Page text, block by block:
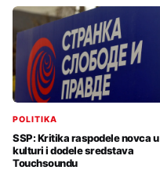
POLITIKA
SSP: Kritika raspodele novca u
kulturi i dodele sredstava
Touchsoundu